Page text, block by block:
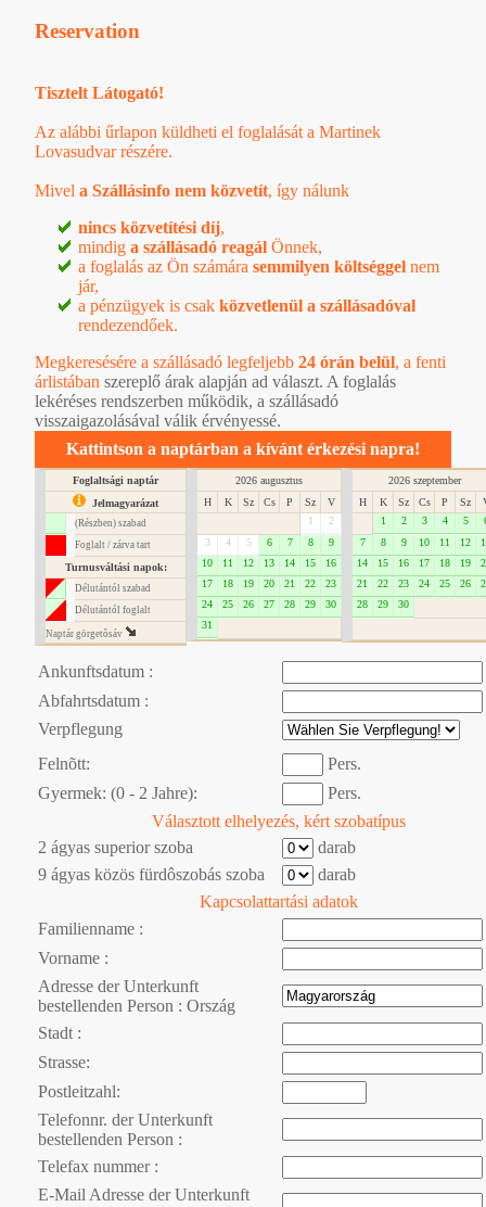
Reservation
Tisztelt Látogató!
Az alábbi űrlapon küldheti el foglalását a Martinek
Lovasudvar részére.
Mivel a Szállásinfo nem közvetít, így nálunk
nincs közvetítési díj,
mindig a szállásadó reagál Önnek,
a foglalás az Ön számára semmilyen költséggel nem
jár,
a pénzügyek is csak közvetlenül a szállásadóval
rendezendőek.
Megkeresésére a szállásadó legfeljebb 24 órán belül, a fenti
árlistában szereplő árak alapján ad választ. A foglalás
lekéréses rendszerben működik, a szállásadó
visszaigazolásával válik érvényessé.
Kattintson a naptárban a kívánt érkezési napra!
Foglaltsági naptár
Jelmagyarázat
(Részben) szabad
Foglalt / zárva tart
Turnusváltási napok:
Délutántól szabad
Délutántól foglalt
Naptár görgetôsáv
2026 augusztus
H
K Sz Cs P Sz
V
1
2
3
4 5 6 7 8
9
10
11 12 13 14 15
16
17
18 19 20 21 22
23
24
25 26 27 28 29
30
31
2026 szeptember
H
K Sz Cs P Sz
1
2 3 4 5
7
8 9 10 11 12
14
15 16 17 18 19
21
22 23 24 25 26
28
29 30
Ankunftsdatum :
Abfahrtsdatum :
Verpflegung
Felnõtt:
Pers.
Gyermek: (0 - 2 Jahre):
Pers.
Választott elhelyezés, kért szobatípus
2 ágyas superior szoba
darab
9 ágyas közös fürdôszobás szoba
darab
Kapcsolattartási adatok
Familienname :
Vorname :
Adresse der Unterkunft
bestellenden Person : Ország
Stadt :
Strasse:
Postleitzahl:
Telefonnr. der Unterkunft
bestellenden Person :
Telefax nummer :
E-Mail Adresse der Unterkunft